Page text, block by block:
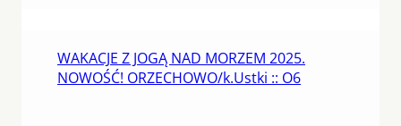
WAKACJE Z JOGĄ NAD MORZEM 2025.
NOWOŚĆ! ORZECHOWO/k.Ustki :: O6